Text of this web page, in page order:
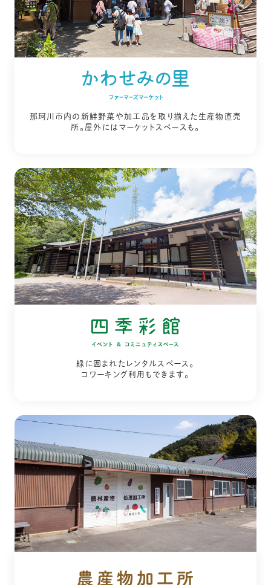
那珂川市内の新鮮野菜や加工品を取り揃えた生産物直売
所。 屋外にはマーケットスペースも。
緑に囲まれたレンタルスペース。
コワーキング利用もできます。